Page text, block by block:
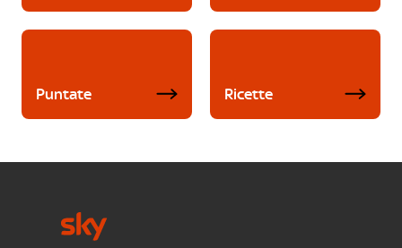
Puntate Ricette